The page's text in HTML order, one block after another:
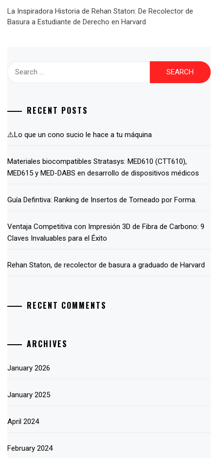
La Inspiradora Historia de Rehan Staton: De Recolector de
Basura a Estudiante de Derecho en Harvard
RECENT POSTS
⚠️Lo que un cono sucio le hace a tu máquina
Materiales biocompatibles Stratasys: MED610 (CTT610),
MED615 y MED-DABS en desarrollo de dispositivos médicos
Guía Defintiva: Ranking de Insertos de Torneado por Forma.
Ventaja Competitiva con Impresión 3D de Fibra de Carbono: 9
Claves Invaluables para el Éxito
Rehan Staton, de recolector de basura a graduado de Harvard
RECENT COMMENTS
ARCHIVES
January 2026
January 2025
April 2024
February 2024